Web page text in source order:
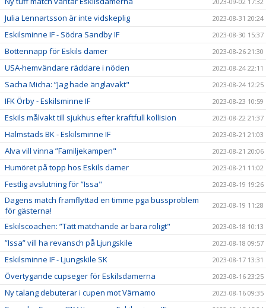
Julia Lennartsson är inte vidskeplig 2023-08-31 20:24
Eskilsminne IF - Södra Sandby IF 2023-08-30 15:37
Bottennapp för Eskils damer 2023-08-26 21:30
USA-hemvändare räddare i nöden 2023-08-24 22:11
Sacha Micha: ”Jag hade änglavakt" 2023-08-24 12:25
IFK Örby - Eskilsminne IF 2023-08-23 10:59
Eskils målvakt till sjukhus efter kraftfull kollision 2023-08-22 21:37
Halmstads BK - Eskilsminne IF 2023-08-21 21:03
Alva vill vinna ”Familjekampen" 2023-08-21 20:06
Humöret på topp hos Eskils damer 2023-08-21 11:02
Festlig avslutning för ”Issa" 2023-08-19 19:26
Dagens match framflyttad en timme pga bussproblem
för gästerna!
2023-08-19 11:28
Eskilscoachen: ”Tätt matchande är bara roligt" 2023-08-18 10:13
”Issa” vill ha revansch på Ljungskile 2023-08-18 09:57
Eskilsminne IF - Ljungskile SK 2023-08-17 13:31
Övertygande cupseger för Eskilsdamerna 2023-08-16 23:25
Ny talang debuterar i cupen mot Värnamo 2023-08-16 09:35